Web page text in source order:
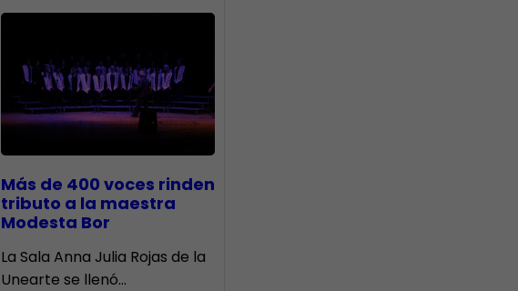
Más de 400 voces rinden
tributo a la maestra
Modesta Bor
​La Sala Anna Julia Rojas de la
Unearte se llenó…